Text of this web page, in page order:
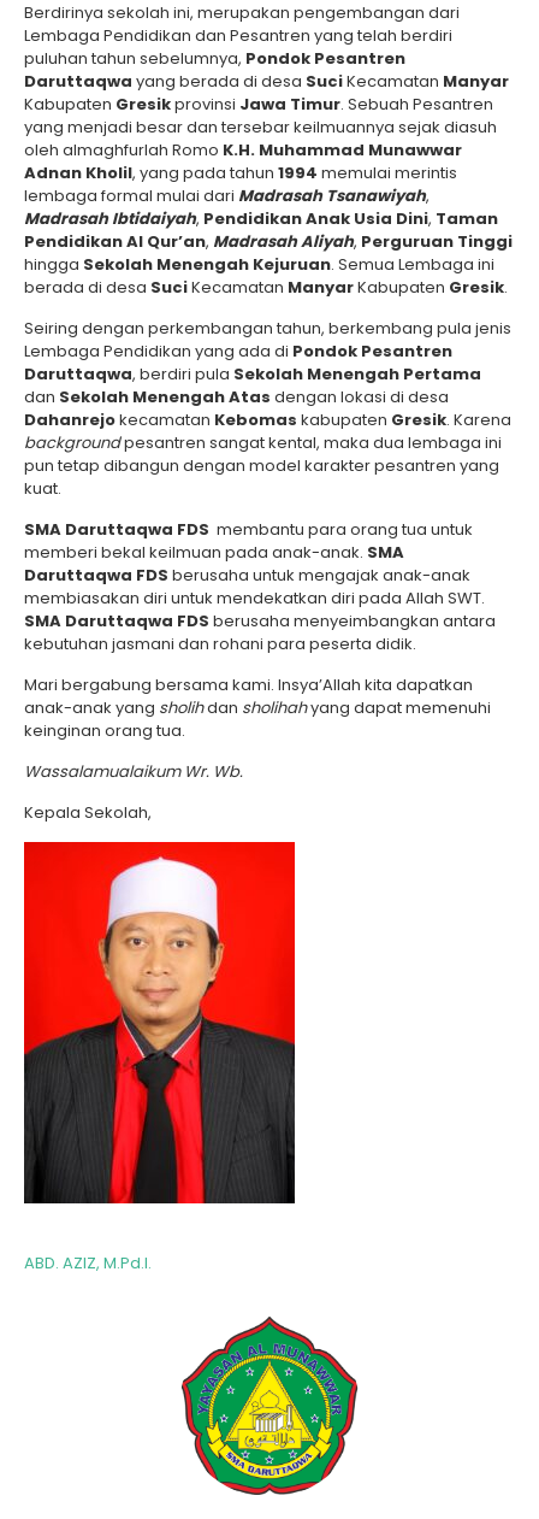
Berdirinya sekolah ini, merupakan pengembangan dari
Lembaga Pendidikan dan Pesantren yang telah berdiri
puluhan tahun sebelumnya, Pondok Pesantren
Daruttaqwa yang berada di desa SuciKecamatan Manyar
Kabupaten Gresikprovinsi Jawa Timur. Sebuah Pesantren
yang menjadi besar dan tersebar keilmuannya sejak diasuh
oleh almaghfurlah Romo K.H. Muhammad Munawwar
Adnan Kholil, yang pada tahun 1994 memulai merintis
lembaga formal mulai dari Madrasah Tsanawiyah,
Madrasah Ibtidaiyah, Pendidikan Anak Usia Dini, Taman
Pendidikan Al Qur’an, Madrasah Aliyah, Perguruan Tinggi
hingga Sekolah Menengah Kejuruan. Semua Lembaga ini
berada di desa SuciKecamatan ManyarKabupaten Gresik.
Seiring dengan perkembangan tahun, berkembang pula jenis
Lembaga Pendidikan yang ada di Pondok Pesantren
Daruttaqwa, berdiri pula Sekolah Menengah Pertama
dan Sekolah Menengah Atas dengan lokasi di desa
Dahanrejokecamatan Kebomas kabupaten Gresik. Karena
backgroundpesantren sangat kental, maka dua lembaga ini
pun tetap dibangun dengan model karakter pesantren yang
kuat.
SMA Daruttaqwa FDS membantu para orang tua untuk
memberi bekal keilmuan pada anak-anak. SMA
Daruttaqwa FDS berusaha untuk mengajak anak-anak
membiasakan diri untuk mendekatkan diri pada Allah SWT.
SMA Daruttaqwa FDS berusaha menyeimbangkan antara
kebutuhan jasmani dan rohani para peserta didik.
Mari bergabung bersama kami. Insya’Allah kita dapatkan
anak-anak yang sholihdan sholihahyang dapat memenuhi
keinginan orang tua.
Wassalamualaikum Wr. Wb.
Kepala Sekolah,
ABD. AZIZ, M.Pd.I.